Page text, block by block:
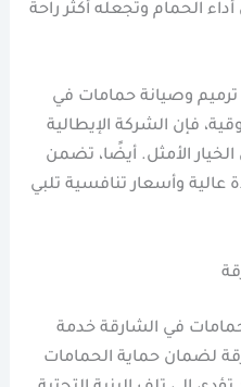
الحمام وتجعله أكثر راحة
وصيانة حمامات في
فإن الشركة الإيطالية
الأمثل. أيضًا، تضمن
وأسعار تنافسية تلبي
حمامات في الشارقة خدمة
لضمان حماية الحمامات